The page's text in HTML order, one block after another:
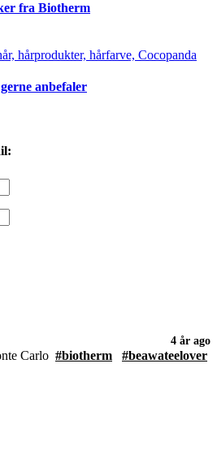
fra Biotherm
anbefaler
4 år ago
Carlo #biotherm
#beawateelover